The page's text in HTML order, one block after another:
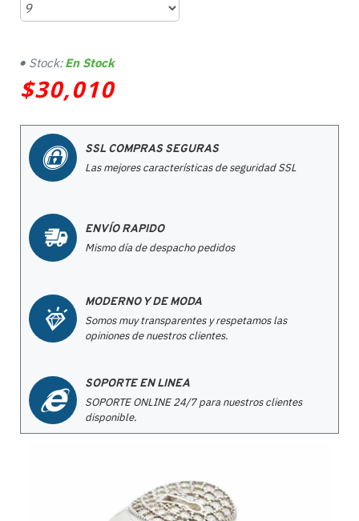
$30,010
Stock: En Stock
SSL COMPRAS SEGURAS
Las mejores características de seguridad SSL
ENVÍO RAPIDO
Mismo día de despacho pedidos
MODERNO Y DE MODA
Somos muy transparentes y respetamos las
opiniones de nuestros clientes.
SOPORTE EN LINEA
SOPORTE ONLINE 24/7 para nuestros clientes
disponible.